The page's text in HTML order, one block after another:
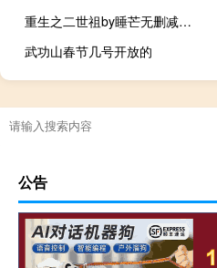
重生之二世祖by睡芒无删减版（重生之二世祖txt）
武功山春节几号开放的
公告